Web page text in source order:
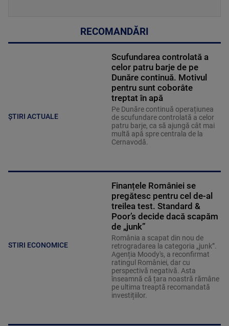
RECOMANDĂRI
ȘTIRI ACTUALE
Scufundarea controlată a
celor patru barje de pe
Dunăre continuă. Motivul
pentru sunt coborâte
treptat în apă
Pe Dunăre continuă operațiunea
de scufundare controlată a celor
patru barje, ca să ajungă cât mai
multă apă spre centrala de la
Cernavodă.
STIRI ECONOMICE
Finanțele României se
pregătesc pentru cel de-al
treilea test. Standard &
Poor’s decide dacă scapăm
de „junk”
România a scapat din nou de
retrogradarea la categoria „junk”.
Agenția Moody's, a reconfirmat
ratingul României, dar cu
perspectivă negativă. Asta
înseamnă că țara noastră rămâne
pe ultima treaptă recomandată
investițiilor.